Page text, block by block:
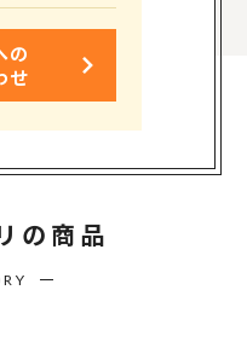
の
せ
の商品